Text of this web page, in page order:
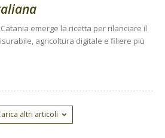
emerge la ricetta per rilanciare il
agricoltura digitale e filiere più
altri articoli